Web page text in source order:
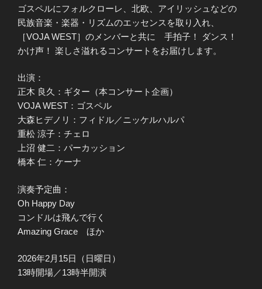
ゴスペルにフォルクローレ、北欧、アイリッシュなどの
民族音楽・楽器・リズムのエッセンスを取り入れ、
［VOJA WEST］のメンバーと共に 手拍子！ ダンス！
かけ声！ 楽しさ溢れるコンサートをお届けします。
出演：
正木 良久：ギター（本コンサート企画）
VOJA WEST：ゴスペル
大森ヒデノリ：フィドル／ニッケルハルパ
重松 涼子：チェロ
上沼 健二：パーカッション
橋本 仁：ケーナ
演奏予定曲：
Oh Happy Day
コンドルは飛んで行く
Amazing Grace ほか
2026年2月15日（日曜日）
13時開場／13時半開演